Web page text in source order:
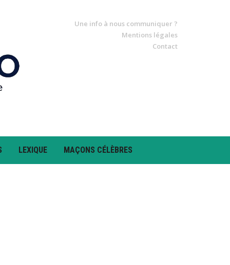
Une info à nous communiquer ?
Mentions légales
Contact
LEXIQUE MAÇONS CÉLÈBRES